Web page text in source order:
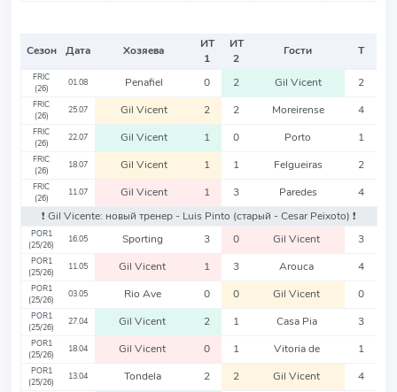
Сезон Дата Хозяева
ИТ
1
ИТ
2
Гости Т
FRIC
(26)
01.08 Penafiel 0 2 Gil Vicent 2
FRIC
(26)
25.07 Gil Vicent 2 2 Moreirense 4
FRIC
(26)
22.07 Gil Vicent 1 0 Porto 1
FRIC
(26)
18.07 Gil Vicent 1 1 Felgueiras 2
FRIC
(26)
11.07 Gil Vicent 1 3 Paredes
4
❗️ Gil Vicente: новый тренер - Luis Pinto (старый - Cesar Peixoto) ❗️
POR1
(25/26)
16.05 Sporting 3 0 Gil Vicent 3
POR1
(25/26)
11.05 Gil Vicent 1 3 Arouca 4
POR1
(25/26)
03.05 Rio Ave 0 0 Gil Vicent 0
POR1
(25/26)
27.04 Gil Vicent 2 1 Casa Pia 3
POR1
(25/26)
18.04 Gil Vicent 0 1 Vitoria de 1
POR1
(25/26)
13.04 Tondela 2 2 Gil Vicent 4